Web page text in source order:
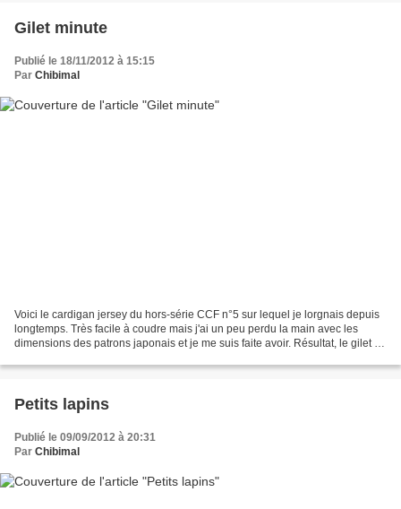
Gilet minute
Publié le 18/11/2012 à 15:15
Par Chibimal
Voici le cardigan jersey du hors-série CCF n°5 sur lequel je lorgnais depuis
longtemps. Très facile à coudre mais j'ai un peu perdu la main avec les
dimensions des patrons japonais et je me suis faite avoir. Résultat, le gilet ne
Petits lapins
Publié le 09/09/2012 à 20:31
Par Chibimal